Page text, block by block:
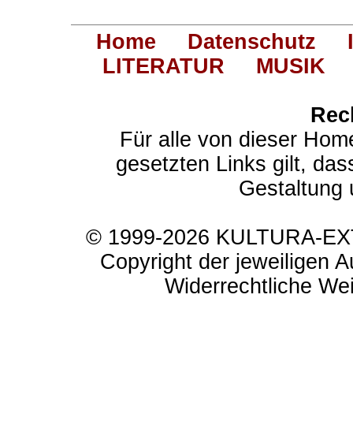
Home Datenschutz
LITERATUR
MUSIK
Für alle von dieser
gesetzten Links gilt,
Gestaltung
© 1999-2026 KULTURA-
Copyright der jeweiligen
Widerrechtliche